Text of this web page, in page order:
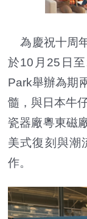
為慶祝十周
於10月25日
Park舉辦為期
髓，與日本牛
瓷器廠粵東磁
美式復刻與潮
作。